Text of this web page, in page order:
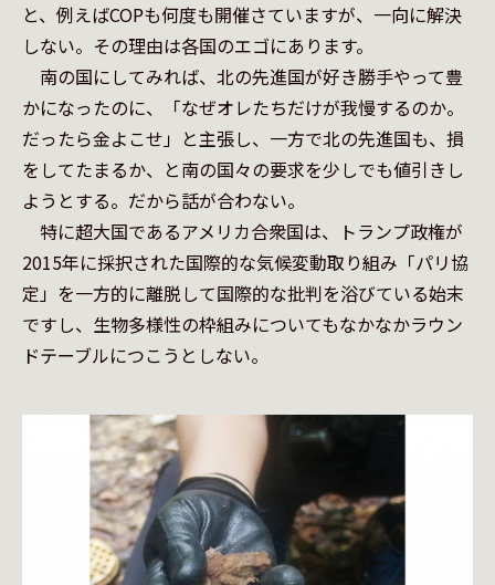
と、例えばCOPも何度も開催さていますが、一向に解決
しない。その理由は各国のエゴにあります。
南の国にしてみれば、北の先進国が好き勝手やって豊
かになったのに、「なぜオレたちだけが我慢するのか。
だったら金よこせ」と主張し、一方で北の先進国も、損
をしてたまるか、と南の国々の要求を少しでも値引きし
ようとする。だから話が合わない。
特に超大国であるアメリカ合衆国は、トランプ政権が
2015年に採択された国際的な気候変動取り組み「パリ協
定」を一方的に離脱して国際的な批判を浴びている始末
ですし、生物多様性の枠組みについてもなかなかラウン